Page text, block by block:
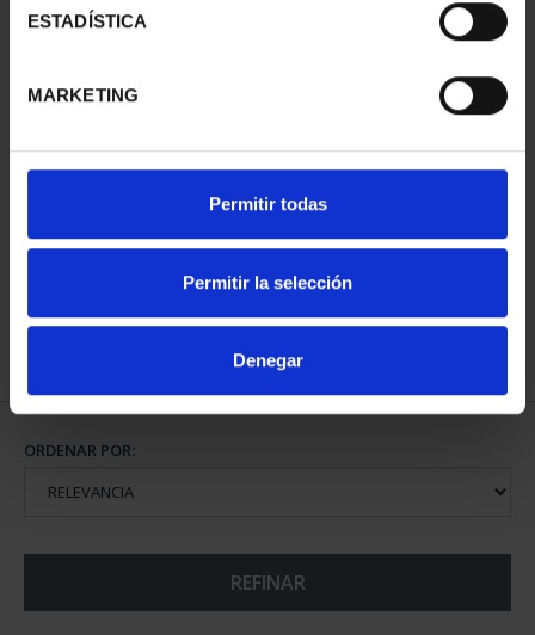
ESTADÍSTICA
MARKETING
Permitir todas
Permitir la selección
Denegar
CAPITALES ESPAÑOLAS
73,00 €
ORDENAR POR:
REFINAR